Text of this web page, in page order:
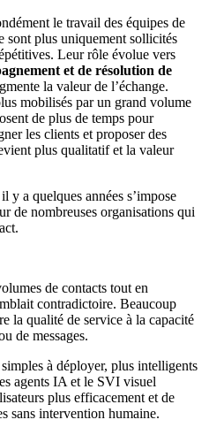
le travail des équipes de
sont plus uniquement sollicités
Leur rôle évolue vers
et de résolution de
la valeur de l’échange.
mobilisés par un grand volume
de plus de temps pour
les clients et proposer des
plus qualitatif et la valeur
y a quelques années s’impose
de nombreuses organisations qui
de contacts tout en
contradictoire. Beaucoup
la qualité de service à la capacité
de messages.
à déployer, plus intelligents
agents IA et le SVI visuel
plus efficacement et de
sans intervention humaine.